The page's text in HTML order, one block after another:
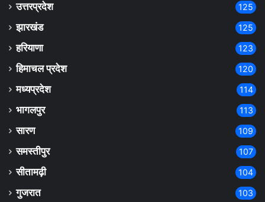
उत्तरप्रदेश 125
झारखंड 125
हरियाणा 123
हिमाचल प्रदेश 120
मध्यप्रदेश 114
भागलपुर 113
सारण 109
समस्तीपुर 107
सीतामढ़ी 104
गुजरात 103